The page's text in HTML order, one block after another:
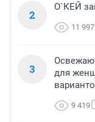
2
О`КЕЙ
11 997
3
для
9 419